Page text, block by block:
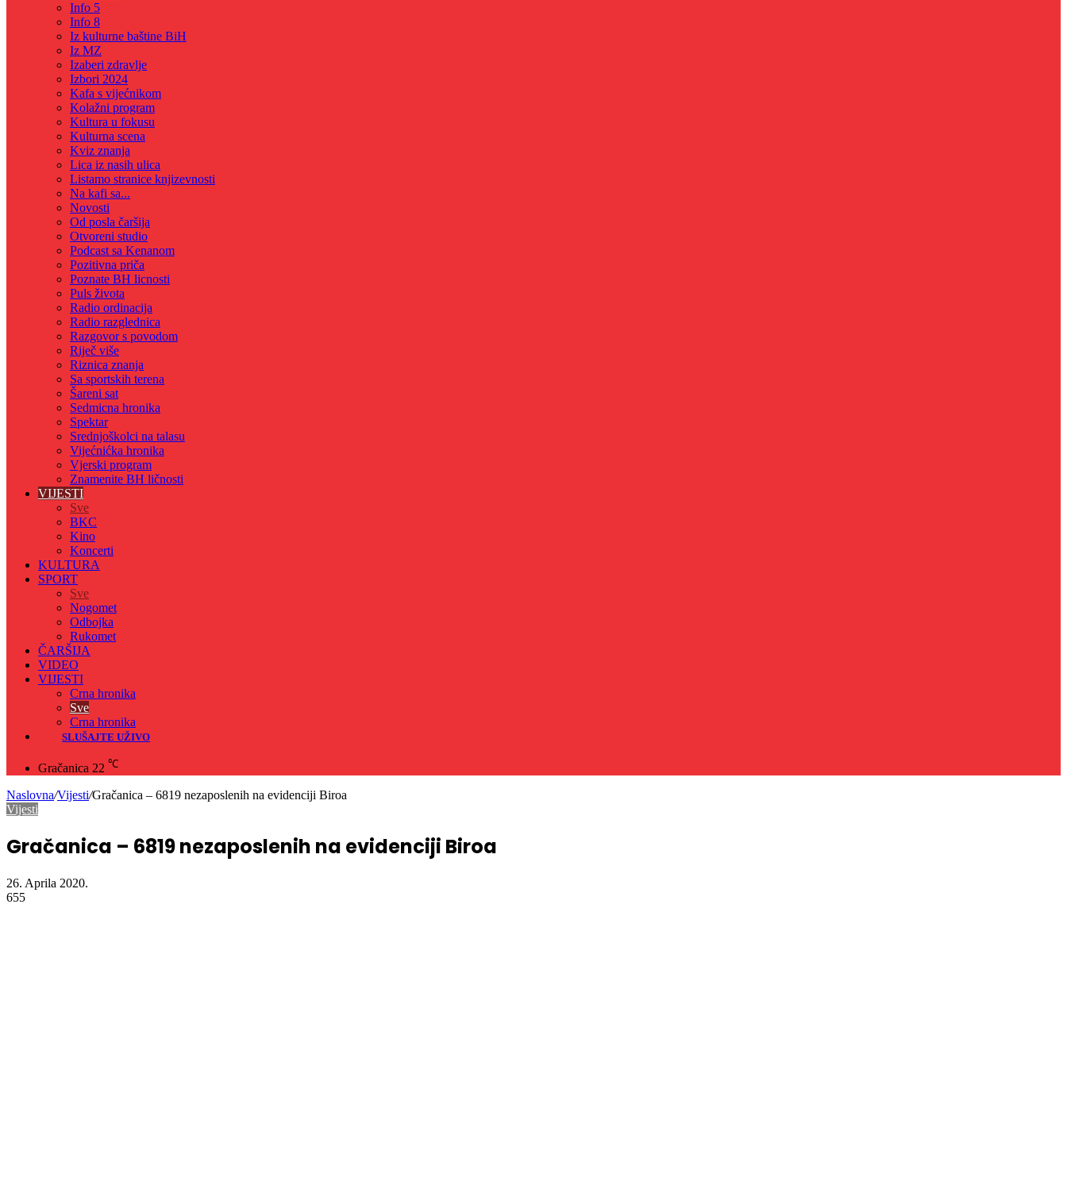
Info 5
Info 8
Iz kulturne baštine BiH
Iz MZ
Izaberi zdravlje
Izbori 2024
Kafa s vijećnikom
Kolažni program
Kultura u fokusu
Kulturna scena
Kviz znanja
Lica iz nasih ulica
Listamo stranice knjizevnosti
Na kafi sa...
Novosti
Od posla čaršija
Otvoreni studio
Podcast sa Kenanom
Pozitivna priča
Poznate BH licnosti
Puls života
Radio ordinacija
Radio razglednica
Razgovor s povodom
Riječ više
Riznica znanja
Sa sportskih terena
Šareni sat
Sedmicna hronika
Spektar
Srednjoškolci na talasu
Vijećnićka hronika
Vjerski program
Znamenite BH ličnosti
VIJESTI
Sve
BKC
Kino
Koncerti
KULTURA
SPORT
Sve
Nogomet
Odbojka
Rukomet
ČARŠIJA
VIDEO
VIJESTI
Crna hronika
Sve
Crna hronika
SLUŠAJTE UŽIVO
Gračanica 22 ℃
Naslovna/Vijesti/Gračanica – 6819 nezaposlenih na evidenciji Biroa
Vijesti
Gračanica – 6819 nezaposlenih na evidenciji Biroa
26. Aprila 2020.
655